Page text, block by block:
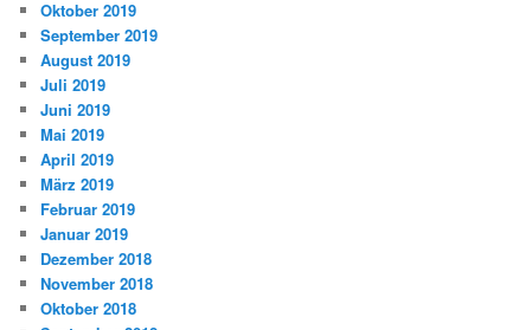
Oktober 2019
September 2019
August 2019
Juli 2019
Juni 2019
Mai 2019
April 2019
März 2019
Februar 2019
Januar 2019
Dezember 2018
November 2018
Oktober 2018